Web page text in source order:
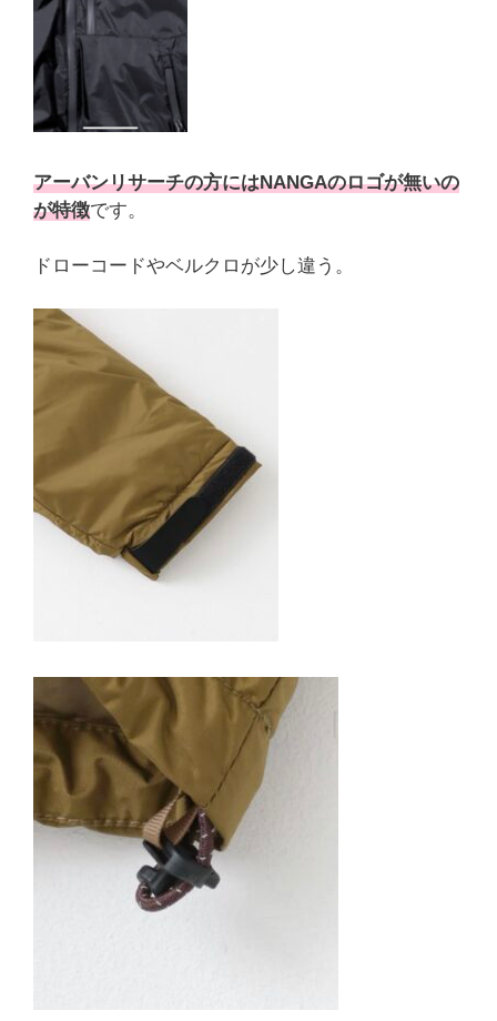
アーバンリサーチの方にはNANGAのロゴが無いの
が特徴です。
ドローコードやベルクロが少し違う。